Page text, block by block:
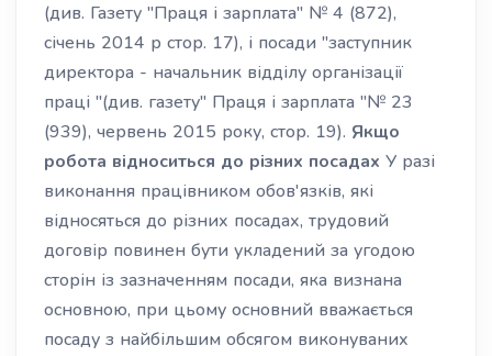
(див. Газету "Праця і зарплата" № 4 (872),
січень 2014 р стор. 17), і посади "заступник
директора - начальник відділу організації
праці "(див. газету" Праця і зарплата "№ 23
(939), червень 2015 року, стор. 19). Якщо
робота відноситься до різних посадах У разі
виконання працівником обов'язків, які
відносяться до різних посадах, трудовий
договір повинен бути укладений за угодою
сторін із зазначенням посади, яка визнана
основною, при цьому основний вважається
посаду з найбільшим обсягом виконуваних